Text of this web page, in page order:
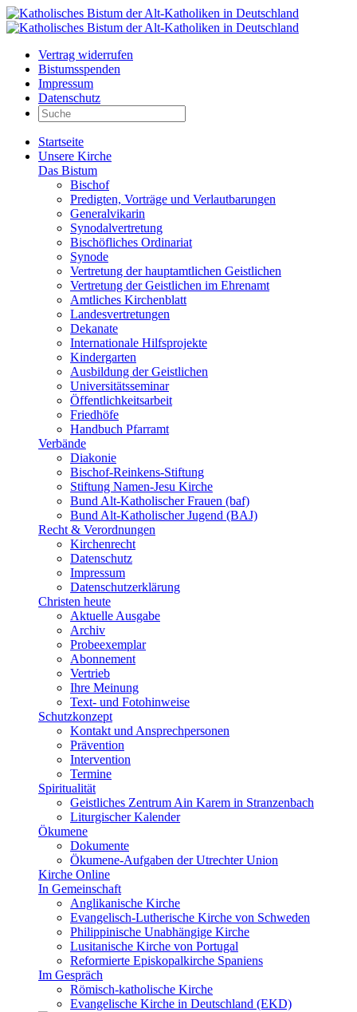
Vertrag widerrufen
Bistumsspenden
Impressum
Datenschutz
Startseite
Unsere Kirche
Das Bistum
Bischof
Predigten, Vorträge und Verlautbarungen
Generalvikarin
Synodalvertretung
Bischöfliches Ordinariat
Synode
Vertretung der hauptamtlichen Geistlichen
Vertretung der Geistlichen im Ehrenamt
Amtliches Kirchenblatt
Landesvertretungen
Dekanate
Internationale Hilfsprojekte
Kindergarten
Ausbildung der Geistlichen
Universitätsseminar
Öffentlichkeitsarbeit
Friedhöfe
Handbuch Pfarramt
Verbände
Diakonie
Bischof-Reinkens-Stiftung
Stiftung Namen-Jesu Kirche
Bund Alt-Katholischer Frauen (baf)
Bund Alt-Katholischer Jugend (BAJ)
Recht & Verordnungen
Kirchenrecht
Datenschutz
Impressum
Datenschutzerklärung
Christen heute
Aktuelle Ausgabe
Archiv
Probeexemplar
Abonnement
Vertrieb
Ihre Meinung
Text- und Fotohinweise
Schutzkonzept
Kontakt und Ansprechpersonen
Prävention
Intervention
Termine
Spiritualität
Geistliches Zentrum Ain Karem in Stranzenbach
Liturgischer Kalender
Ökumene
Dokumente
Ökumene-Aufgaben der Utrechter Union
Kirche Online
In Gemeinschaft
Anglikanische Kirche
Evangelisch-Lutherische Kirche von Schweden
Philippinische Unabhängige Kirche
Lusitanische Kirche von Portugal
Reformierte Episkopalkirche Spaniens
Im Gespräch
Römisch-katholische Kirche
Evangelische Kirche in Deutschland (EKD)